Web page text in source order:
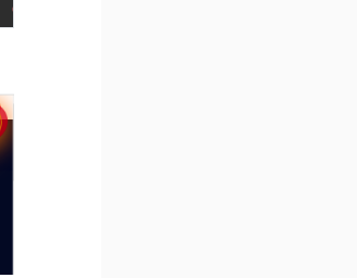
class